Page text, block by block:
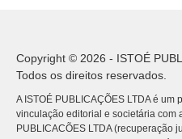
Copyright © 2026 - ISTOÉ
Todos os direitos reservados.
A ISTOÉ PUBLICAÇÕES LTDA é
vinculação editorial e societária com
PUBLICACÕES LTDA (recuperação